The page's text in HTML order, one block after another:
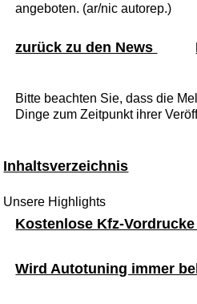
angeboten. (ar/nic autorep.)
zurück zu den News
Bitte beachten Sie, dass die
Dinge zum Zeitpunkt ihrer
Inhaltsverzeichnis
Unsere Highlights
Kostenlose Kfz-
Wird Autotuning immer